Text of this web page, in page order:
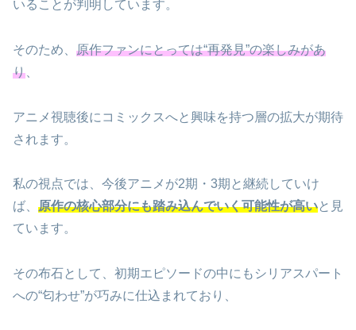
いることが判明しています。
そのため、 原作ファンにとっては“再発見”の楽しみがあ
り
アニメ視聴後にコミックスへと興味を持つ層の拡大が期待
されます。
私の視点では、今後アニメが2期・3期と継続していけ
ば、 原作の核心部分にも踏み込んでいく可能性が高いと見
ています。
その布石として、初期エピソードの中にもシリアスパート
への“匂わせ”が巧みに仕込まれており、